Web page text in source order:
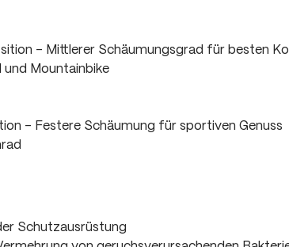
- Mittlerer Schäumungsgrad für besten
und Mountainbike
- Festere Schäumung für sportiven Genuss
Schutzausrüstung